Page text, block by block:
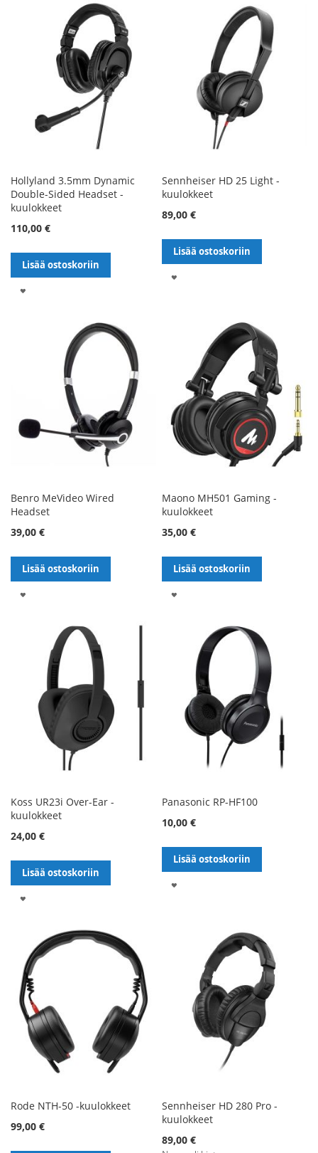
Hollyland 3.5mm Dynamic
Double-Sided Headset -
kuulokkeet
110,00 €
Lisää ostoskoriin
Sennheiser HD 25 Light -
kuulokkeet
89,00 €
Lisää ostoskoriin
Benro MeVideo Wired
Headset
39,00 €
Lisää ostoskoriin
Maono MH501 Gaming -
kuulokkeet
35,00 €
Lisää ostoskoriin
Koss UR23i Over-Ear -
kuulokkeet
24,00 €
Lisää ostoskoriin
Panasonic RP-HF100
10,00 €
Lisää ostoskoriin
Rode NTH-50 -kuulokkeet
99,00 €
Sennheiser HD 280 Pro -
kuulokkeet
Alennushinta
89,00 €